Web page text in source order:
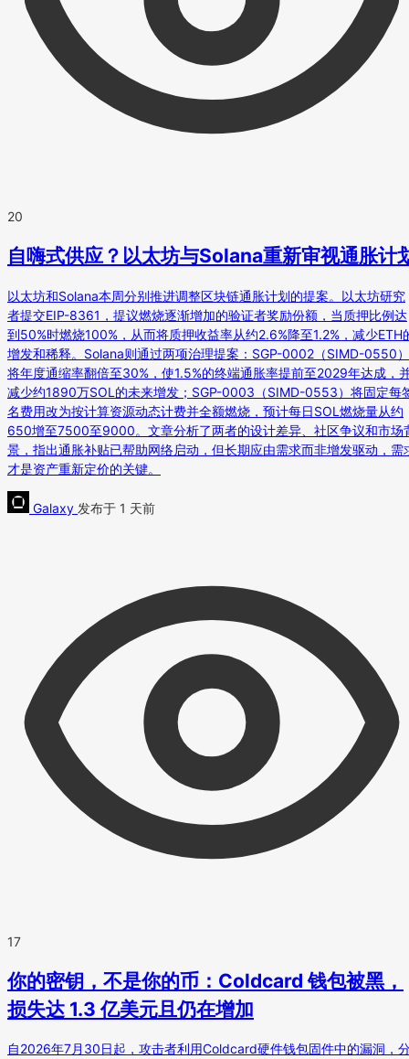
20
自嗨式供应？以太坊与Solana重新审视通胀计
以太坊和Solana本周分别推进调整区块链通胀计划的提案。以太坊研究
者提交EIP-8361，提议燃烧逐渐增加的验证者奖励份额，当质押比例达
到50%时燃烧100%，从而将质押收益率从约2.6%降至1.2%，减少ETH
增发和稀释。Solana则通过两项治理提案：SGP-0002（SIMD-0550）
将年度通缩率翻倍至30%，使1.5%的终端通胀率提前至2029年达成，
减少约1890万SOL的未来增发；SGP-0003（SIMD-0553）将固定每
名费用改为按计算资源动态计费并全额燃烧，预计每日SOL燃烧量从约
650增至7500至9000。文章分析了两者的设计差异、社区争议和市场
景，指出通胀补贴已帮助网络启动，但长期应由需求而非增发驱动，需
才是资产重新定价的关键。
Galaxy 发布于 1 天前
17
你的密钥，不是你的币：Coldcard 钱包被黑，
损失达 1.3 亿美元且仍在增加
自2026年7月30日起，攻击者利用Coldcard硬件钱包固件中的漏洞，